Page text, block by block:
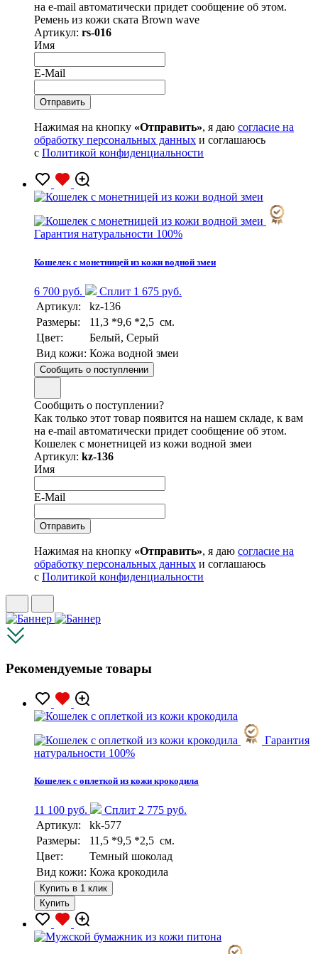
на e-mail автоматически придет сообщение об этом.
Ремень из кожи ската Вrown wave
Артикул: rs-016
Имя
E-Mail
Нажимая на кнопку «Отправить», я даю согласие на
обработку персональных данных и соглашаюсь
с Политикой конфиденциальности
Гарантия натуральности 100%
Кошелек с монетницей из кожи водной змеи
6 700 руб.
Сплит 1 675 руб.
Артикул:
kz-136
Размеры:
11,3 *9,6 *2,5 см.
Цвет:
Белый, Серый
Вид кожи: Кожа водной змеи
Сообщить о поступлении
Сообщить о поступлении?
Как только этот товар появится на нашем складе, к вам
на e-mail автоматически придет сообщение об этом.
Кошелек с монетницей из кожи водной змеи
Артикул: kz-136
Имя
E-Mail
Нажимая на кнопку «Отправить», я даю согласие на
обработку персональных данных и соглашаюсь
с Политикой конфиденциальности
Рекомендуемые товары
Гарантия
натуральности 100%
Кошелек с оплеткой из кожи крокодила
11 100 руб.
Сплит 2 775 руб.
Артикул:
kk-577
Размеры:
11,5 *9,5 *2,5 см.
Цвет:
Темный шоколад
Вид кожи: Кожа крокодила
Купить в 1 клик
Купить